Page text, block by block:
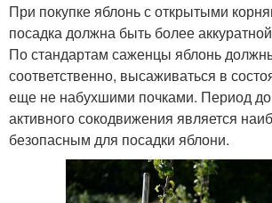
При покупке яблонь с открытыми
посадка должна быть более
По стандартам саженцы яблонь
соответственно, высаживаться в
еще не набухшими почками. Период
активного сокодвижения является
безопасным для посадки яблони.